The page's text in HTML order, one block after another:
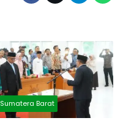
Sumatera Barat